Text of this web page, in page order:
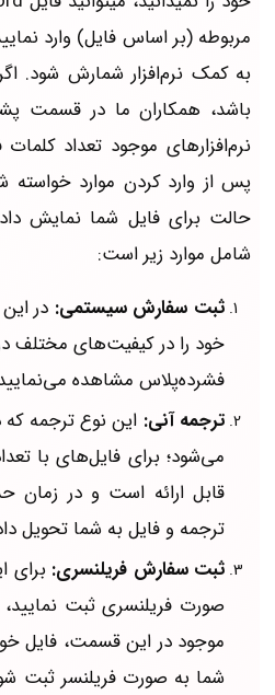
مربوطه (بر اساس فایل) وارد
باشد، همکاران ما در قسمت
نرم‌افزارهای موجود تعداد
پس از وارد کردن موارد
حالت برای فایل شما نمایش
شامل موارد زیر است:
ثبت سفارش سیستمی: در
خود را در کیفیت‌های مختلف
فشرده‌پلاس مشاهده
ترجمه آنی: این نوع ترجمه که
ترجمه و فایل به شما تحویل
ثبت سفارش فریلنسری: برای
صورت فریلنسری ثبت
موجود در این قسمت، فایل
شما به صورت فریلنسر ثبت